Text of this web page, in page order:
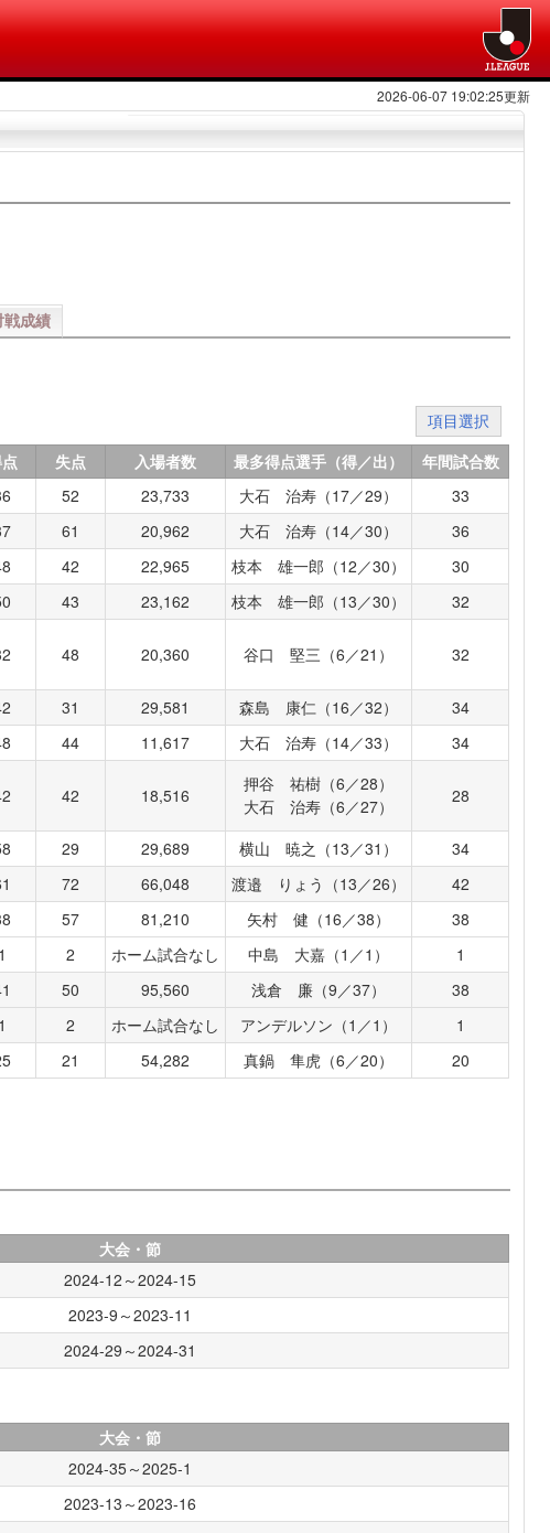
2026-06-07 19:02:25更新
戦成績
項目選択
失点 入場者数 最多得点選手（得／出）
年間試合数
52 23,733 大石 治寿（17／29）
33
61 20,962 大石 治寿（14／30）
36
42 22,965 枝本 雄一郎（12／30）
30
43 23,162 枝本 雄一郎（13／30） 32
48 20,360 谷口 堅三（6／21）
32
31 29,581 森島 康仁（16／32）
34
44 11,617 大石 治寿（14／33） 34
42 18,516
押谷 祐樹（6／28）
大石 治寿（6／27）
28
29 29,689 横山 暁之（13／31）
34
72 66,048 渡邉 りょう（13／26） 42
57 81,210 矢村 健（16／38）
38
1 2 ホーム試合なし 中島 大嘉（1／1） 1
50 95,560 浅倉 廉（9／37）
38
1 2 ホーム試合なし アンデルソン（1／1）
1
21 54,282 真鍋 隼虎（6／20） 20
大会・節
2024-12～2024-15
2023-9～2023-11
2024-29～2024-31
大会・節
2024-35～2025-1
2023-13～2023-16